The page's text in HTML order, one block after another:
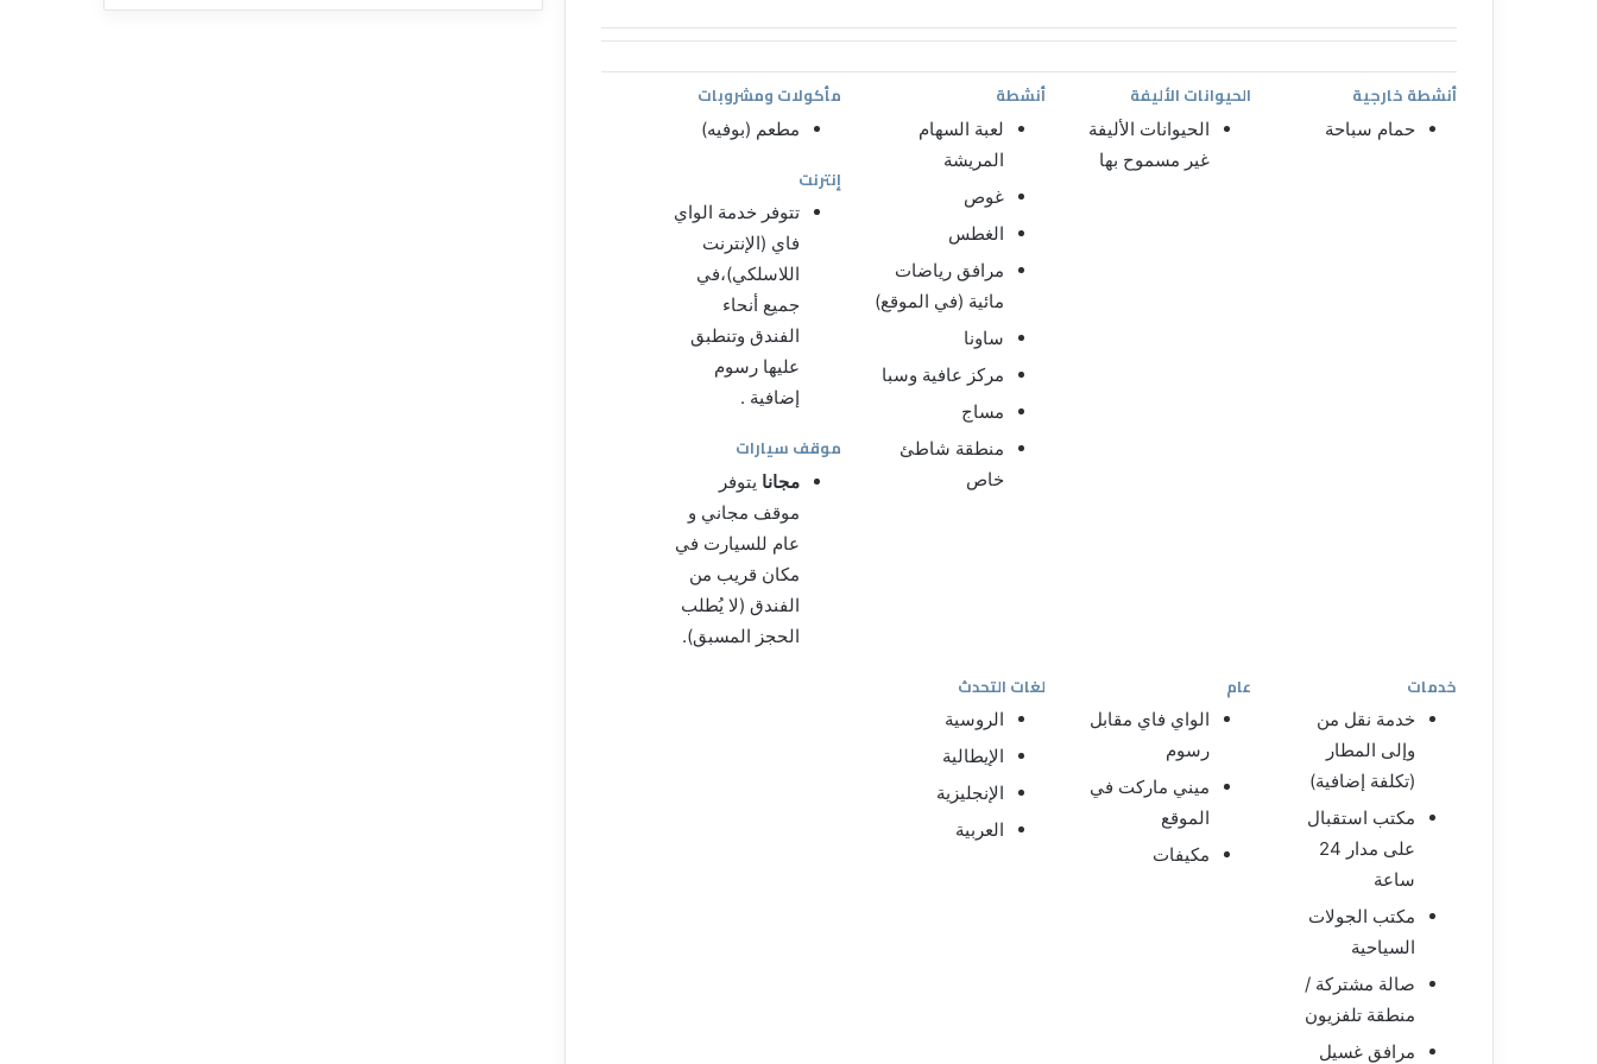
أنشطة خارجية
حمام سباحة
الحيوانات الأليفة
الحيوانات الأليفة
غير مسموح بها
أنشطة
لعبة السهام
المريشة
غوص
الغطس
مرافق رياضات
مائية (في الموقع)
ساونا
مركز عافية وسبا
مساج
منطقة شاطئ
خاص
مأكولات ومشروبات
مطعم (بوفيه)
إنترنت
تتوفر خدمة الواي
فاي (الإنترنت
اللاسلكي)،في
جميع أنحاء
الفندق وتنطبق
عليها رسوم
إضافية .
موقف سيارات
مجانا يتوفر
موقف مجاني و
عام للسيارت في
مكان قريب من
الفندق (لا يُطلب
الحجز المسبق).
خدمات
خدمة نقل من
وإلى المطار
(تكلفة إضافية)
مكتب استقبال
على مدار 24
ساعة
مكتب الجولات
السياحية
صالة مشتركة /
منطقة تلفزيون
مرافق غسيل
عام
الواي فاي مقابل
رسوم
ميني ماركت في
الموقع
مكيفات
لغات التحدث
الروسية
الإيطالية
الإنجليزية
العربية